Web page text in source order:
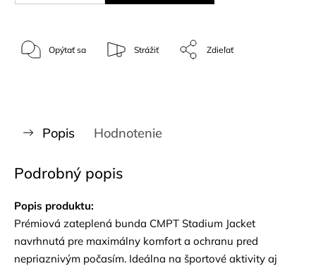
Opýtať sa Strážiť Zdieľať
Popis Hodnotenie
Podrobný popis
Popis produktu:
Prémiová zateplená bunda CMPT Stadium Jacket
navrhnutá pre maximálny komfort a ochranu pred
nepriaznivým počasím. Ideálna na športové aktivity aj